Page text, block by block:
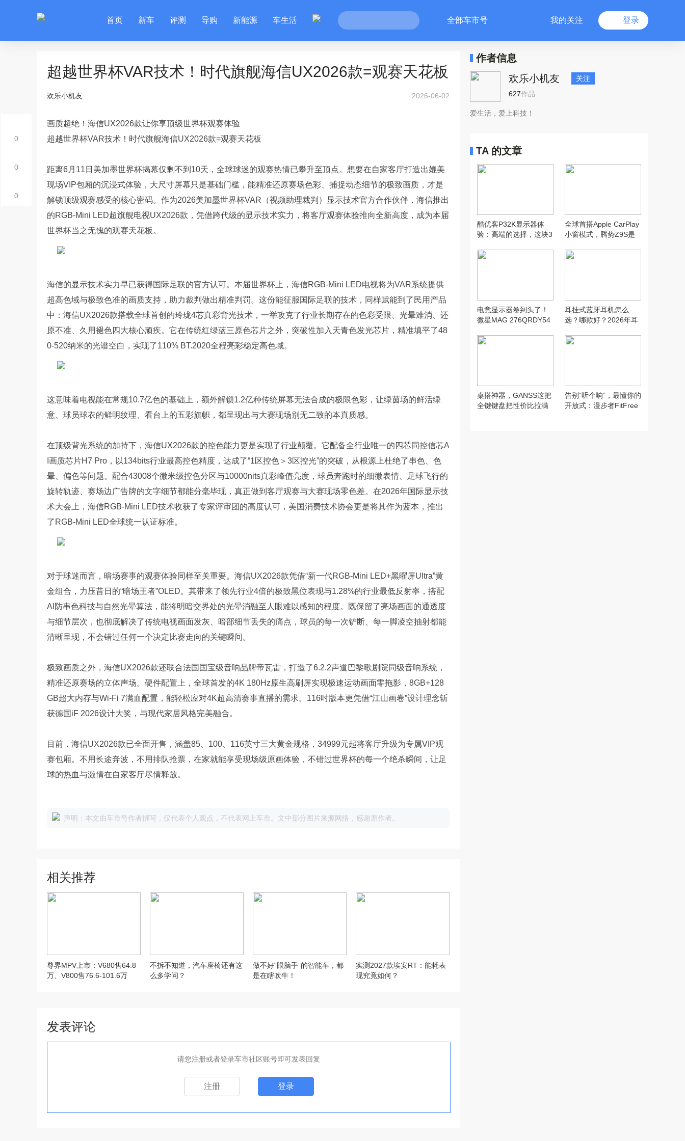
首页 新车 评测 导购 新能源 车生活 全部车市号 我的关注 登录
0
0
0
超越世界杯VAR技术！时代旗舰海信UX2026款=观赛天花板
欢乐小机友 2026-06-02
画质超绝！海信UX2026款让你享顶级世界杯观赛体验
超越世界杯VAR技术！时代旗舰海信UX2026款=观赛天花板
距离6月11日美加墨世界杯揭幕仅剩不到10天，全球球迷的观赛热情已攀升至顶点。想要在自家客厅打造出媲美
现场VIP包厢的沉浸式体验，大尺寸屏幕只是基础门槛，能精准还原赛场色彩、捕捉动态细节的极致画质，才是
解锁顶级观赛感受的核心密码。作为2026美加墨世界杯VAR（视频助理裁判）显示技术官方合作伙伴，海信推出
的RGB-Mini LED超旗舰电视UX2026款，凭借跨代级的显示技术实力，将客厅观赛体验推向全新高度，成为本届
世界杯当之无愧的观赛天花板。
海信的显示技术实力早已获得国际足联的官方认可。本届世界杯上，海信RGB-Mini LED电视将为VAR系统提供
超高色域与极致色准的画质支持，助力裁判做出精准判罚。这份能征服国际足联的技术，同样赋能到了民用产品
中：海信UX2026款搭载全球首创的玲珑4芯真彩背光技术，一举攻克了行业长期存在的色彩受限、光晕难消、还
原不准、久用褪色四大核心顽疾。它在传统红绿蓝三原色芯片之外，突破性加入天青色发光芯片，精准填平了48
0-520纳米的光谱空白，实现了110% BT.2020全程亮彩稳定高色域。
这意味着电视能在常规10.7亿色的基础上，额外解锁1.2亿种传统屏幕无法合成的极限色彩，让绿茵场的鲜活绿
意、球员球衣的鲜明纹理、看台上的五彩旗帜，都呈现出与大赛现场别无二致的本真质感。
在顶级背光系统的加持下，海信UX2026款的控色能力更是实现了行业颠覆。它配备全行业唯一的四芯同控信芯A
I画质芯片H7 Pro，以134bits行业最高控色精度，达成了“1区控色＞3区控光”的突破，从根源上杜绝了串色、色
晕、偏色等问题。配合43008个微米级控色分区与10000nits真彩峰值亮度，球员奔跑时的细微表情、足球飞行的
旋转轨迹、赛场边广告牌的文字细节都能分毫毕现，真正做到客厅观赛与大赛现场零色差。在2026年国际显示技
术大会上，海信RGB-Mini LED技术收获了专家评审团的高度认可，美国消费技术协会更是将其作为蓝本，推出
了RGB-Mini LED全球统一认证标准。
对于球迷而言，暗场赛事的观赛体验同样至关重要。海信UX2026款凭借“新一代RGB-Mini LED+黑曜屏Ultra”黄
金组合，力压昔日的“暗场王者”OLED。其带来了领先行业4倍的极致黑位表现与1.28%的行业最低反射率，搭配
AI防串色科技与自然光晕算法，能将明暗交界处的光晕消融至人眼难以感知的程度。既保留了亮场画面的通透度
与细节层次，也彻底解决了传统电视画面发灰、暗部细节丢失的痛点，球员的每一次铲断、每一脚凌空抽射都能
清晰呈现，不会错过任何一个决定比赛走向的关键瞬间。
极致画质之外，海信UX2026款还联合法国国宝级音响品牌帝瓦雷，打造了6.2.2声道巴黎歌剧院同级音响系统，
精准还原赛场的立体声场。硬件配置上，全球首发的4K 180Hz原生高刷屏实现极速运动画面零拖影，8GB+128
GB超大内存与Wi-Fi 7满血配置，能轻松应对4K超高清赛事直播的需求。116吋版本更凭借“江山画卷”设计理念斩
获德国iF 2026设计大奖，与现代家居风格完美融合。
目前，海信UX2026款已全面开售，涵盖85、100、116英寸三大黄金规格，34999元起将客厅升级为专属VIP观
赛包厢。不用长途奔波，不用排队抢票，在家就能享受现场级原画体验，不错过世界杯的每一个绝杀瞬间，让足
球的热血与激情在自家客厅尽情释放。
声明：本文由车市号作者撰写，仅代表个人观点，不代表网上车市。文中部分图片来源网络，感谢原作者。
相关推荐
尊界MPV上市：V680售64.8
万、V800售76.6-101.6万
不拆不知道，汽车座椅还有这
么多学问？
做不好“眼脑手”的智能车，都
是在瞎吹牛！
实测2027款埃安RT：能耗表
现究竟如何？
发表评论
请您注册或者登录车市社区账号即可发表回复
注册 登录
作者信息
欢乐小机友
关注
627作品
爱生活，爱上科技！
TA 的文章
酷优客P32K显示器体
验：高端的选择，这块3
了我桌搭的视觉C位
全球首搭Apple CarPlay
小窗模式，腾势Z9S是
电竞显示器卷到头了！
微星MAG 276QRDY54
D，果然没白等
耳挂式蓝牙耳机怎么
选？哪款好？2026年耳
桌搭神器，GANSS这把
全键键盘把性价比拉满
告别“听个响”，最懂你的
开放式：漫步者FitFree